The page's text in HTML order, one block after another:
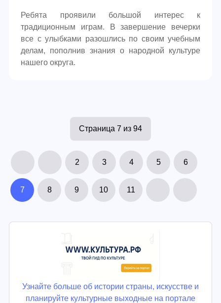
Ребята проявили большой интерес к
традиционным играм. В завершение вечерки
все с улыбками разошлись по своим учебным
делам, пополнив знания о народной культуре
нашего округа.
Страница 7 из 94
2 3 4 5 6
7 8 9 10 11
Узнайте больше об истории страны, искусстве и
планируйте культурные выходные на портале